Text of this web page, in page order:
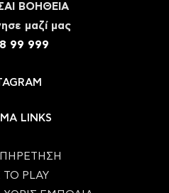
ΒΟΗΘΕΙΑ
μαζί μας
99 999
LINKS
TO PLAY